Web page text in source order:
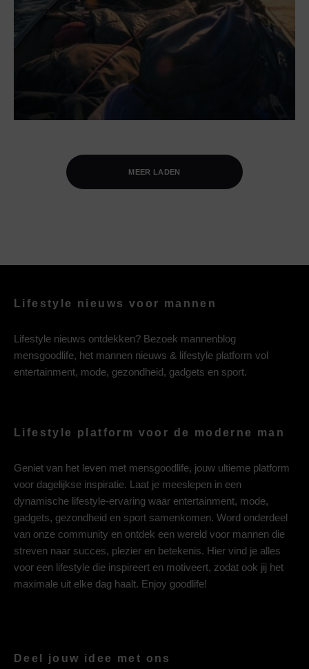
MEER LADEN
Lifestyle nieuws voor mannen
Lifestyle nieuws ontdekken? Bezoek mannenblog
mensgoodlife, het mannen nieuws & lifestyle platform vol
entertainment, mode, gezondheid, gadgets en sport.
Lifestyle platform voor de moderne man
Geniet van het leven met mensgoodlife, jouw ultieme platform
voor dagelijkse inspiratie. Laat je meeslepen in een
dynamische lifestyle-ervaring waar entertainment, mode,
gadgets, gezondheid en sport samenkomen. Word onderdeel
van onze community en ontdek een wereld voor mannen die
streven naar succes, plezier en betekenis. Hier vind je alles
voor een lifestyle die inspireert en motiveert, zodat ook jij het
maximale uit elke dag haalt. Enjoy goodlife!
Deel jouw idee met ons